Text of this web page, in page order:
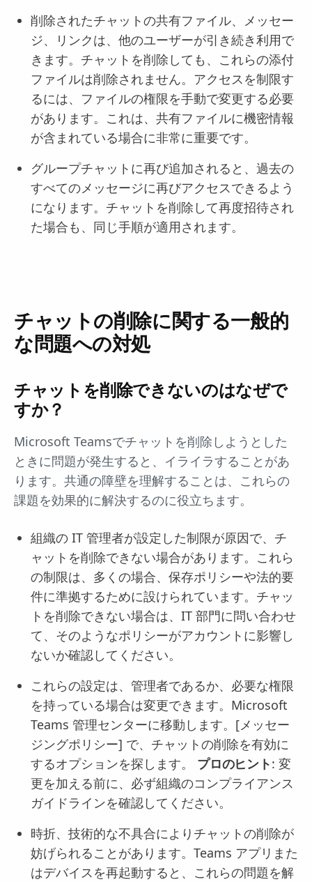
削除されたチャットの共有ファイル、メッセー
ジ、リンクは、他のユーザーが引き続き利用で
きます。チャットを削除しても、これらの添付
ファイルは削除されません。アクセスを制限す
るには、ファイルの権限を手動で変更する必要
があります。これは、共有ファイルに機密情報
が含まれている場合に非常に重要です。
グループチャットに再び追加されると、過去の
すべてのメッセージに再びアクセスできるよう
になります。チャットを削除して再度招待され
た場合も、同じ手順が適用されます。
チャットの削除に関する一般的
な問題への対処
チャットを削除できないのはなぜで
すか？
Microsoft Teamsでチャットを削除しようとした
ときに問題が発生すると、イライラすることがあ
ります。共通の障壁を理解することは、これらの
課題を効果的に解決するのに役立ちます。
組織の IT 管理者が設定した制限が原因で、チ
ャットを削除できない場合があります。これら
の制限は、多くの場合、保存ポリシーや法的要
件に準拠するために設けられています。チャッ
トを削除できない場合は、IT 部門に問い合わせ
て、そのようなポリシーがアカウントに影響し
ないか確認してください。
これらの設定は、管理者であるか、必要な権限
を持っている場合は変更できます。Microsoft
Teams 管理センターに移動します。[メッセー
ジングポリシー] で、チャットの削除を有効に
するオプションを探します。 プロのヒント: 変
更を加える前に、必ず組織のコンプライアンス
ガイドラインを確認してください。
時折、技術的な不具合によりチャットの削除が
妨げられることがあります。Teams アプリまた
はデバイスを再起動すると、これらの問題を解